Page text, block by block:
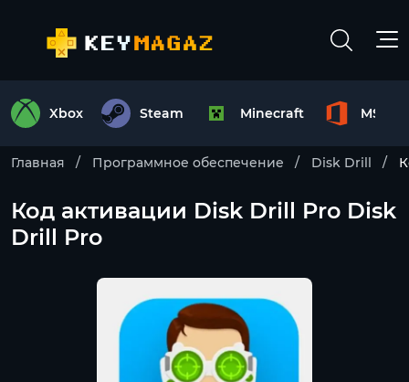
Xbox Steam Minecraft MS
Главная Программное обеспечение Disk Drill
Код активации Disk Drill Pro Disk
Drill Pro